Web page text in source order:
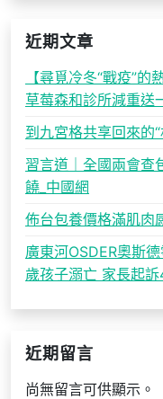
近期文章
【尋覓冷冬“戰疫”
草莓森和診所減重送
到九宮格共享回來的
習言道｜全國兩會查
饒_中國網
佈台包養價格滿肌
廣東河OSDER奧斯
歲孩子溺亡 家長起
近期留言
尚無留言可供顯示。